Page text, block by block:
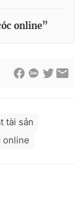
online”
tài sản
online